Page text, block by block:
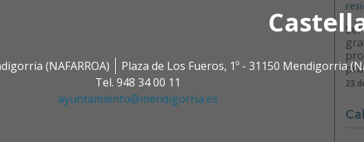
(NAFARROA)
Plaza de Los Fueros, 1º - 31150 Mendigorria
Tel. 948 34 00 11
ayuntamiento@mendigorria.es
23